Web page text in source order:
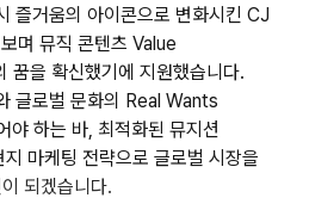
즐거움의 아이콘으로 변화시킨 CJ
며 뮤직 콘텐츠 Value
꿈을 확신했기에 지원했습니다.
글로벌 문화의 Real Wants
야 하는 바, 최적화된 뮤지션
마케팅 전략으로 글로벌 시장을
되겠습니다.